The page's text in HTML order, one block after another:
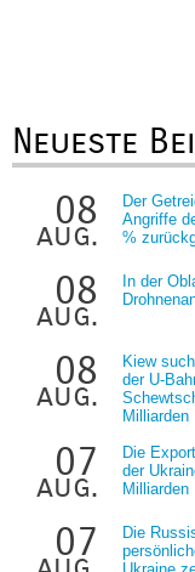
Neueste
08
aug.
Der
Angriffe
%
08
aug.
In der
08
aug.
Kiew
der U-
Milliarden
07
aug.
Die
der
Milliarden
07
Die